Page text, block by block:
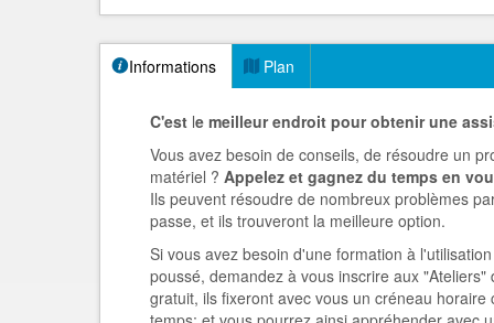
Informations Plan
C'est le meilleur endroit pour obtenir une
Vous avez besoin de conseils, de résoudre un
matériel ? Appelez et gagnez du temps en
Ils peuvent résoudre de nombreux problèmes
passe, et ils trouveront la meilleure option.
Si vous avez besoin d'une formation à
poussé, demandez à vous inscrire aux
gratuit, ils fixeront avec vous un créneau